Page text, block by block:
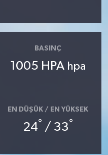
BASINÇ
1005 HPA hpa
EN DÜŞÜK / EN YÜKSEK
24° / 33°